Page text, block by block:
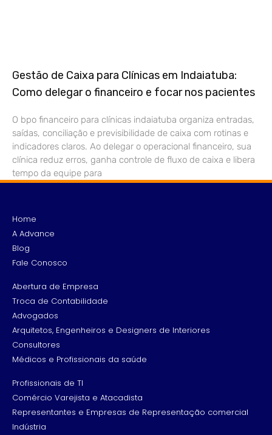
Gestão de Caixa para Clínicas em Indaiatuba:
Como delegar o financeiro e focar nos pacientes
O bpo financeiro para clínicas indaiatuba organiza entradas,
saídas, conciliação e previsibilidade de caixa com rotinas e
indicadores claros. Ao delegar o operacional financeiro, sua
clínica reduz erros, ganha controle de fluxo de caixa e libera
tempo da equipe para
Home
A Advance
Blog
Fale Conosco
Abertura de Empresa
Troca de Contabilidade
Advogados
Arquitetos, Engenheiros e Designers de Interiores
Consultores
Médicos e Profissionais da saúde
Profissionais de TI
Comércio Varejista e Atacadista
Representantes e Empresas de Representação comercial
Indústria